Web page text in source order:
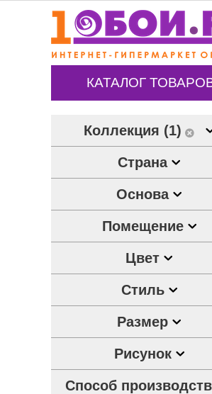
КАТАЛОГ
Коллекция (1)
Страна
Основа
Помещение
Цвет
Стиль
Размер
Рисунок
Способ